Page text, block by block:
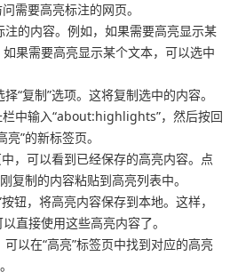
需要高亮标注的网页。
的内容。例如，如果需要高亮显示某
果需要高亮显示某个文本，可以选中
“复制”选项。这将复制选中的内容。
中输入“about:highlights”，然后按回
”的新标签页。
，可以看到已经保存的高亮内容。点
复制的内容粘贴到高亮列表中。
钮，将高亮内容保存到本地。这样，
直接使用这些高亮内容了。
以在“高亮”标签页中找到对应的高亮